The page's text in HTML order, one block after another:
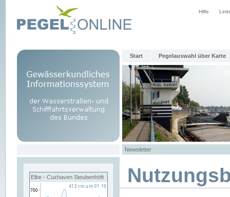
Hilfe
Start Pegelauswahl über Karte
Newsletter
Elbe - Cuxhaven Steubenhöft